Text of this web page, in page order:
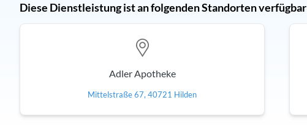
Diese Dienstleistung ist an folgenden Standorten verfügbar
Adler Apotheke
Mittelstraße 67, 40721 Hilden